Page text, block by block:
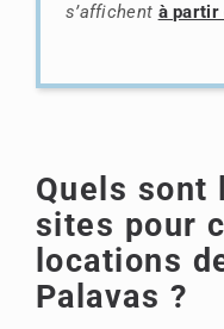
s’affichent à partir
Quels sont
sites pour
locations
Palavas ?